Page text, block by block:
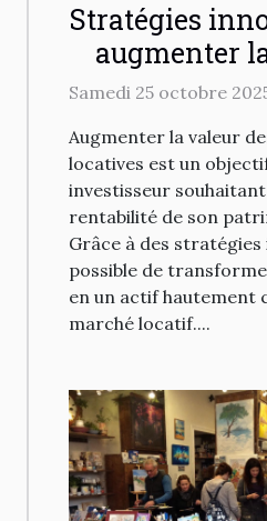
Stratégies
augmenter
propriétés
Samedi 25 octobre
Augmenter la valeur
locatives est un
investisseur
rentabilité de son
Grâce à des
possible de
en un actif hautement
marché locatif....